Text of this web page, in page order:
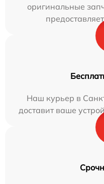
оригинальные
Наш курьер в
доставит ваше